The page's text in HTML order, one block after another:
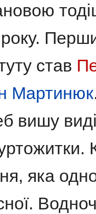
року.
став
Мартинюк
вишу
яка